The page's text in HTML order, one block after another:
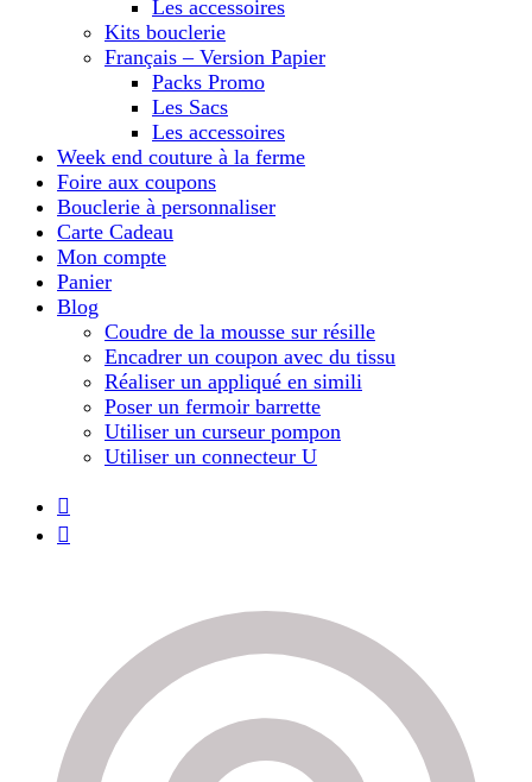
Les accessoires
Kits bouclerie
Français – Version Papier
Packs Promo
Les Sacs
Les accessoires
Week end couture à la ferme
Foire aux coupons
Bouclerie à personnaliser
Carte Cadeau
Mon compte
Panier
Blog
Coudre de la mousse sur résille
Encadrer un coupon avec du tissu
Réaliser un appliqué en simili
Poser un fermoir barrette
Utiliser un curseur pompon
Utiliser un connecteur U